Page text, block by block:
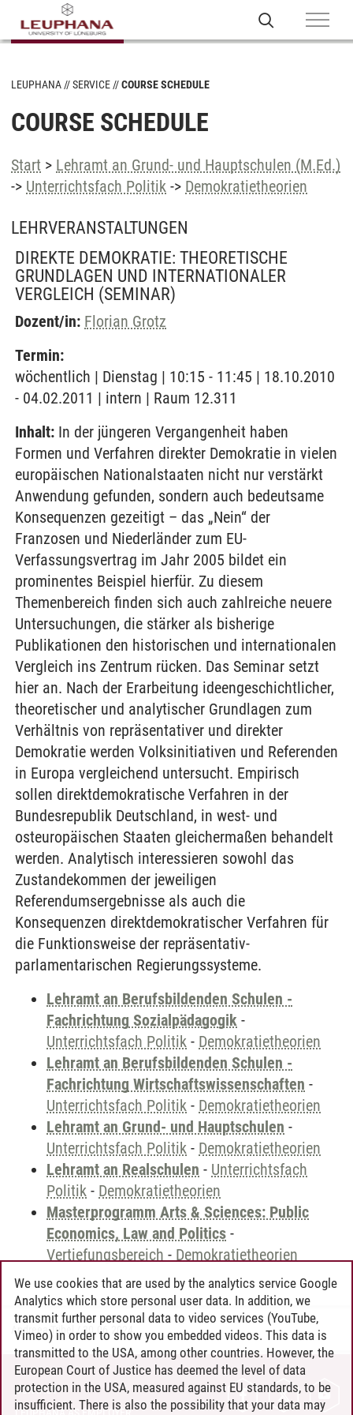
LEUPHANA SERVICE COURSE SCHEDULE
COURSE SCHEDULE
Start > Lehramt an Grund- und Hauptschulen (M.Ed.)
-> Unterrichtsfach Politik -> Demokratietheorien
LEHRVERANSTALTUNGEN
DIREKTE DEMOKRATIE: THEORETISCHE
GRUNDLAGEN UND INTERNATIONALER
VERGLEICH (SEMINAR)
Dozent/in: Florian Grotz
Termin:
wöchentlich | Dienstag | 10:15 - 11:45 | 18.10.2010
- 04.02.2011 | intern | Raum 12.311
Inhalt: In der jüngeren Vergangenheit haben
Formen und Verfahren direkter Demokratie in vielen
europäischen Nationalstaaten nicht nur verstärkt
Anwendung gefunden, sondern auch bedeutsame
Konsequenzen gezeitigt – das „Nein“ der
Franzosen und Niederländer zum EU-
Verfassungsvertrag im Jahr 2005 bildet ein
prominentes Beispiel hierfür. Zu diesem
Themenbereich finden sich auch zahlreiche neuere
Untersuchungen, die stärker als bisherige
Publikationen den historischen und internationalen
Vergleich ins Zentrum rücken. Das Seminar setzt
hier an. Nach der Erarbeitung ideengeschichtlicher,
theoretischer und analytischer Grundlagen zum
Verhältnis von repräsentativer und direkter
Demokratie werden Volksinitiativen und Referenden
in Europa vergleichend untersucht. Empirisch
sollen direktdemokratische Verfahren in der
Bundesrepublik Deutschland, in west- und
osteuropäischen Staaten gleichermaßen behandelt
werden. Analytisch interessieren sowohl das
Zustandekommen der jeweiligen
Referendumsergebnisse als auch die
Konsequenzen direktdemokratischer Verfahren für
die Funktionsweise der repräsentativ-
parlamentarischen Regierungssysteme.
Lehramt an Berufsbildenden Schulen -
Fachrichtung Sozialpädagogik -
Unterrichtsfach Politik - Demokratietheorien
Lehramt an Berufsbildenden Schulen -
Fachrichtung Wirtschaftswissenschaften -
Unterrichtsfach Politik - Demokratietheorien
Lehramt an Grund- und Hauptschulen -
Unterrichtsfach Politik - Demokratietheorien
Lehramt an Realschulen - Unterrichtsfach
Politik - Demokratietheorien
Masterprogramm Arts & Sciences: Public
Economics, Law and Politics -
Vertiefungsbereich - Demokratietheorien
Andreea Tribel 30.06.2024
CONTACT
We use cookies that are used by the analytics service Google
Analytics which store personal user data. In addition, we
transmit further personal data to video services (YouTube,
Vimeo) in order to show you embedded videos. This data is
transmitted to the USA, among other countries. However, the
European Court of Justice has deemed the level of data
protection in the USA, measured against EU standards, to be
insufficient. There is also the possibility that your data may